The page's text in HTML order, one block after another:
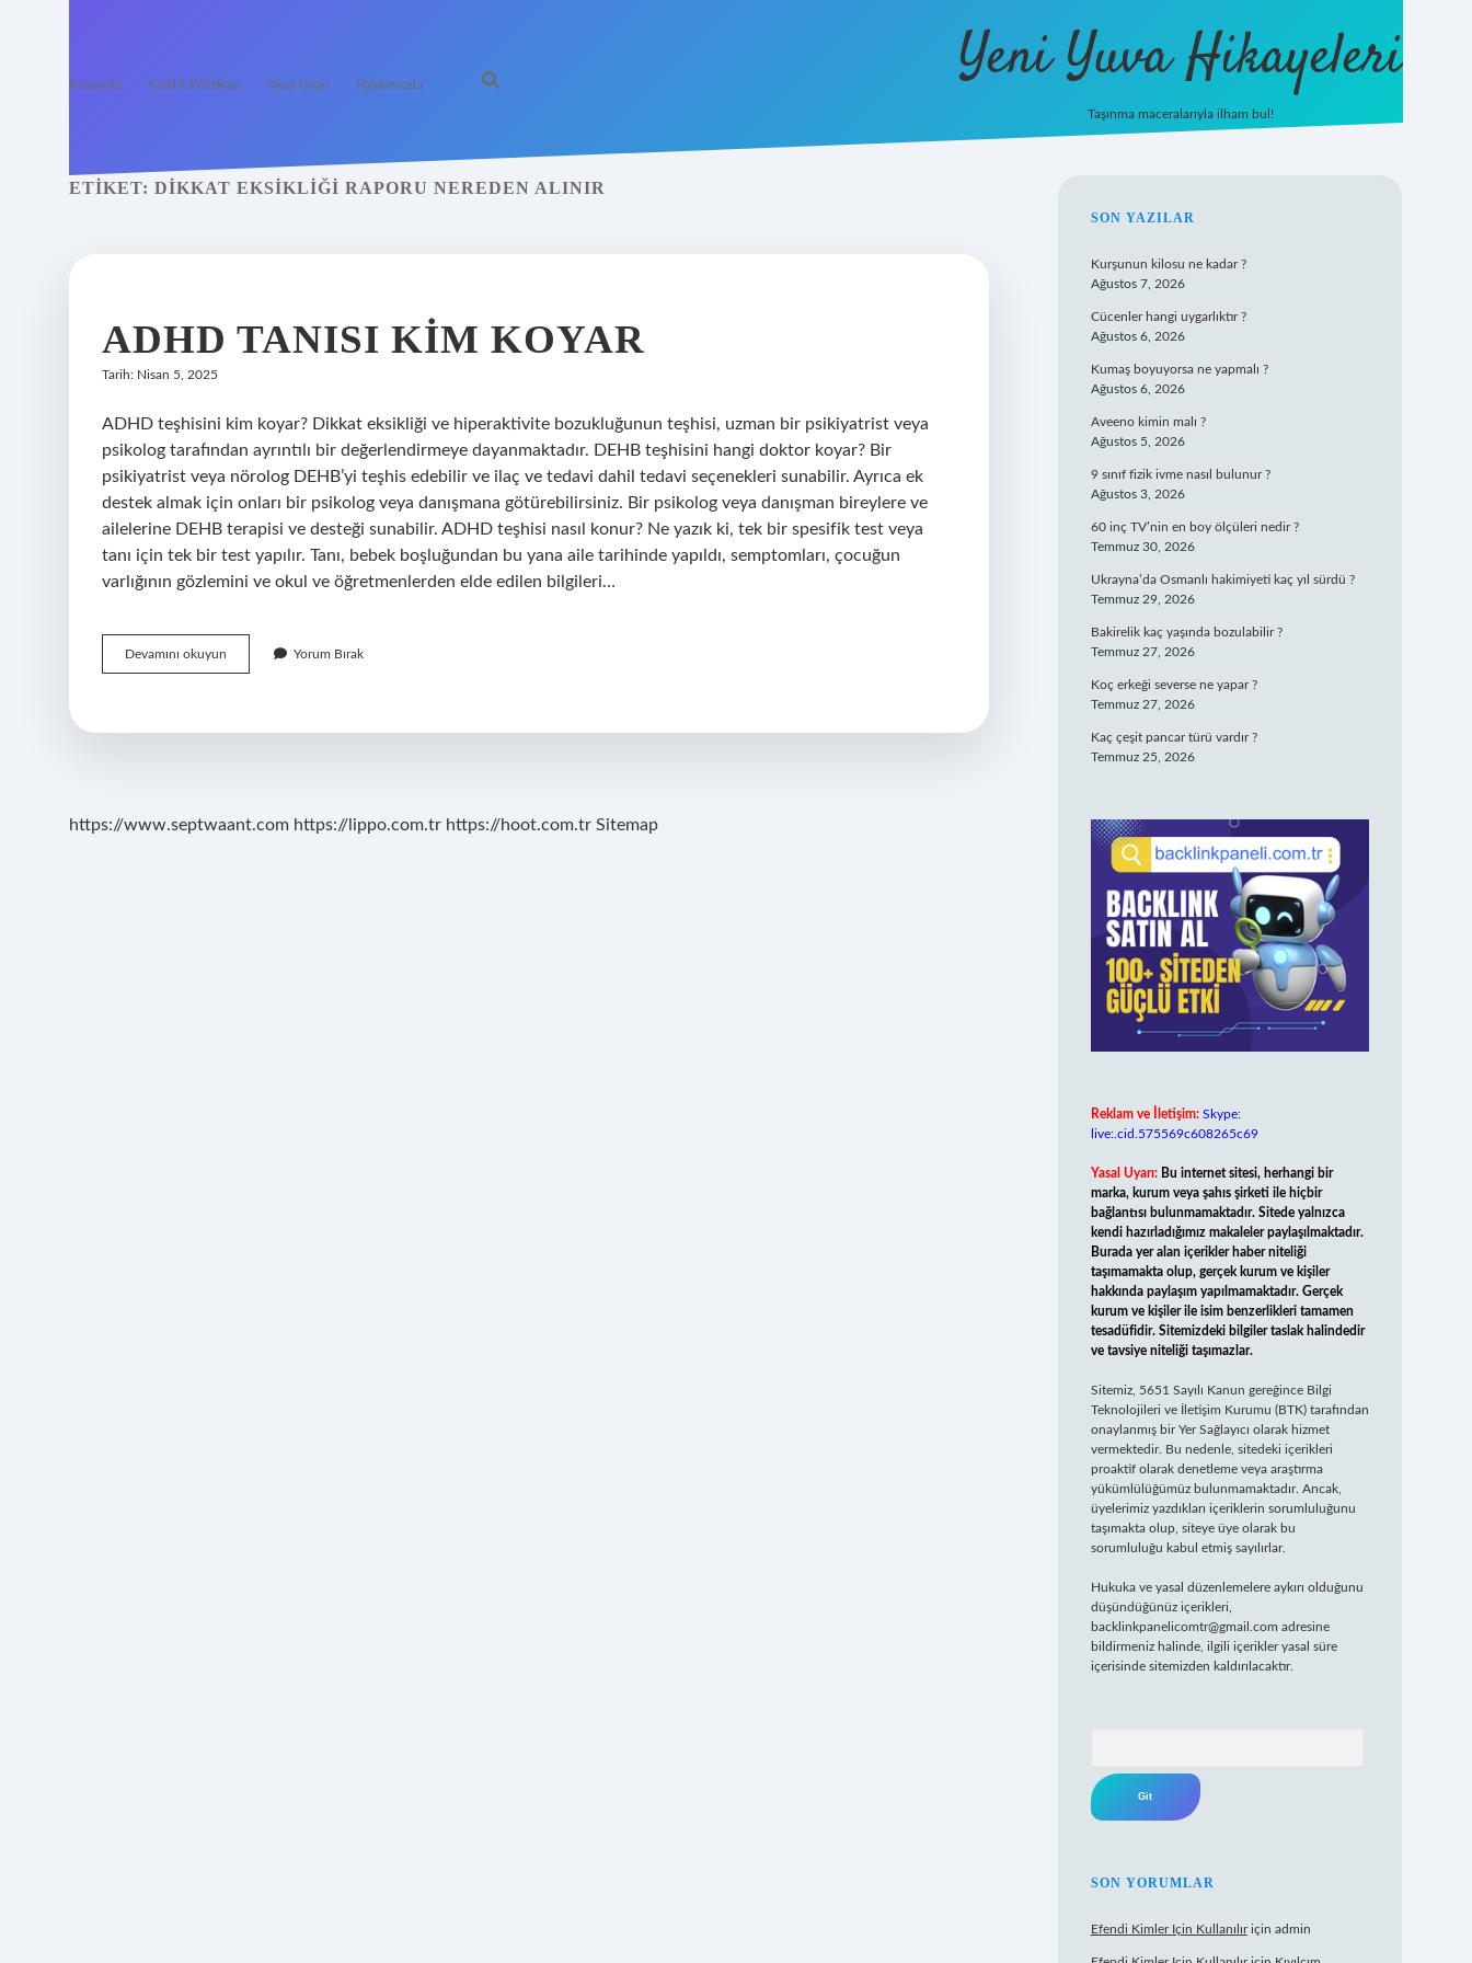
Anasayfa Gizlilik Politikası Yasal Uyarı Hakkımızda Yeni Yuva Hikayeleri
Taşınma maceralarıyla ilham bul!
ETIKET: DIKKAT EKSIKLIĞI RAPORU NEREDEN ALINIR
ADHD TANISI KIM KOYAR
Tarih: Nisan 5, 2025
ADHD teşhisini kim koyar? Dikkat eksikliği ve hiperaktivite bozukluğunun teşhisi, uzman bir psikiyatrist veya
psikolog tarafından ayrıntılı bir değerlendirmeye dayanmaktadır. DEHB teşhisini hangi doktor koyar? Bir
psikiyatrist veya nörolog DEHB’yi teşhis edebilir ve ilaç ve tedavi dahil tedavi seçenekleri sunabilir. Ayrıca ek
destek almak için onları bir psikolog veya danışmana götürebilirsiniz. Bir psikolog veya danışman bireylere ve
ailelerine DEHB terapisi ve desteği sunabilir. ADHD teşhisi nasıl konur? Ne yazık ki, tek bir spesifik test veya
tanı için tek bir test yapılır. Tanı, bebek boşluğundan bu yana aile tarihinde yapıldı, semptomları, çocuğun
varlığının gözlemini ve okul ve öğretmenlerden elde edilen bilgileri…
Devamını okuyun
Tanısı
Yorum Bırak
https://www.septwaant.com https://lippo.com.tr https://hoot.com.tr Sitemap
SIDEBAR
SON YAZILAR
Kurşunun kilosu ne kadar ?
Ağustos 7, 2026
Cücenler hangi uygarlıktır ?
Ağustos 6, 2026
Kumaş boyuyorsa ne yapmalı ?
Ağustos 6, 2026
Aveeno kimin malı ?
Ağustos 5, 2026
9 sınıf fizik ivme nasıl bulunur ?
Ağustos 3, 2026
60 inç TV’nin en boy ölçüleri nedir ?
Temmuz 30, 2026
Ukrayna’da Osmanlı hakimiyeti kaç yıl sürdü ?
Temmuz 29, 2026
Bakirelik kaç yaşında bozulabilir ?
Temmuz 27, 2026
Koç erkeği severse ne yapar ?
Temmuz 27, 2026
Kaç çeşit pancar türü vardır ?
Temmuz 25, 2026
Reklam ve İletişim: Skype:
live:.cid.575569c608265c69
Yasal Uyarı: Bu internet sitesi, herhangi bir
marka, kurum veya şahıs şirketi ile hiçbir
bağlantısı bulunmamaktadır. Sitede yalnızca
kendi hazırladığımız makaleler paylaşılmaktadır.
Burada yer alan içerikler haber niteliği
taşımamakta olup, gerçek kurum ve kişiler
hakkında paylaşım yapılmamaktadır. Gerçek
kurum ve kişiler ile isim benzerlikleri tamamen
tesadüfidir. Sitemizdeki bilgiler taslak halindedir
ve tavsiye niteliği taşımazlar.
Sitemiz, 5651 Sayılı Kanun gereğince Bilgi
Teknolojileri ve İletişim Kurumu (BTK) tarafından
onaylanmış bir Yer Sağlayıcı olarak hizmet
vermektedir. Bu nedenle, sitedeki içerikleri
proaktif olarak denetleme veya araştırma
yükümlülüğümüz bulunmamaktadır. Ancak,
üyelerimiz yazdıkları içeriklerin sorumluluğunu
taşımakta olup, siteye üye olarak bu
sorumluluğu kabul etmiş sayılırlar.
Hukuka ve yasal düzenlemelere aykırı olduğunu
düşündüğünüz içerikleri,
backlinkpanelicomtr@gmail.com adresine
bildirmeniz halinde, ilgili içerikler yasal süre
içerisinde sitemizden kaldırılacaktır.
SON YORUMLAR
Efendi Kimler Için Kullanılıriçin admin